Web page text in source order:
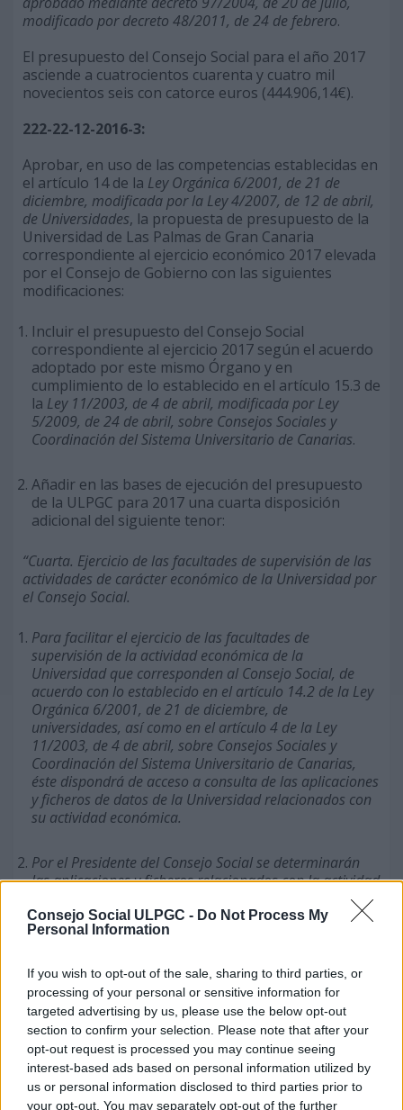
Consejo Social ULPGC - Do Not Process My
Personal Information
If you wish to opt-out of the sale, sharing to third parties, or
processing of your personal or sensitive information for
targeted advertising by us, please use the below opt-out
section to confirm your selection. Please note that after your
opt-out request is processed you may continue seeing
interest-based ads based on personal information utilized by
us or personal information disclosed to third parties prior to
your opt-out. You may separately opt-out of the further
modificado por decreto 48/2011, de 24 de febrero.
El presupuesto del Consejo Social para el año 2017
asciende a cuatrocientos cuarenta y cuatro mil
novecientos seis con catorce euros (444.906,14€).
222-22-12-2016-3:
Aprobar, en uso de las competencias establecidas en
el artículo 14 de la Ley Orgánica 6/2001, de 21 de
diciembre, modificada por la Ley 4/2007, de 12 de abril,
de Universidades, la propuesta de presupuesto de la
Universidad de Las Palmas de Gran Canaria
correspondiente al ejercicio económico 2017 elevada
por el Consejo de Gobierno con las siguientes
modificaciones:
Incluir el presupuesto del Consejo Social
correspondiente al ejercicio 2017 según el acuerdo
adoptado por este mismo Órgano y en
cumplimiento de lo establecido en el artículo 15.3 de
la Ley 11/2003, de 4 de abril, modificada por Ley
5/2009, de 24 de abril, sobre Consejos Sociales y
Coordinación del Sistema Universitario de Canarias.
Añadir en las bases de ejecución del presupuesto
de la ULPGC para 2017 una cuarta disposición
adicional del siguiente tenor:
“Cuarta. Ejercicio de las facultades de supervisión de las
actividades de carácter económico de la Universidad por
el Consejo Social.
Para facilitar el ejercicio de las facultades de
supervisión de la actividad económica de la
Universidad que corresponden al Consejo Social, de
acuerdo con lo establecido en el artículo 14.2 de la Ley
Orgánica 6/2001, de 21 de diciembre, de
universidades, así como en el artículo 4 de la Ley
11/2003, de 4 de abril, sobre Consejos Sociales y
Coordinación del Sistema Universitario de Canarias,
éste dispondrá de acceso a consulta de las aplicaciones
y ficheros de datos de la Universidad relacionados con
su actividad económica.
Por el Presidente del Consejo Social se determinarán
las aplicaciones y ficheros relacionados con la actividad
tener acceso. Asimismo se determinará aquellos
órganos, unidades o empleados públicos adscritos al
los cuales respetarán, en todo caso, las
responsabilidades y obligaciones establecidas en la Ley
Orgánica 15/1999, de 13 de diciembre, de Protección
de Datos de Carácter Personal.”
Añadir en las bases de ejecución del presupuesto
de la ULPGC para 2017 una quinta disposición
adicional del siguiente tenor: